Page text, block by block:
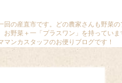
回の産直市です。どの農家さんも野菜
お野菜＋一「プラスワン」を持ってい
ンカスタッフのお便りブログです！